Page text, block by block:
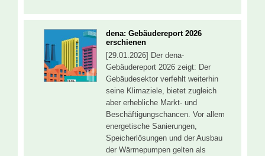
dena: Gebäudereport 2026
erschienen
[29.01.2026] Der dena-
Gebäudereport 2026 zeigt: Der
Gebäudesektor verfehlt weiterhin
seine Klimaziele, bietet zugleich
aber erhebliche Markt- und
Beschäftigungschancen. Vor allem
energetische Sanierungen,
Speicherlösungen und der Ausbau
der Wärmepumpen gelten als